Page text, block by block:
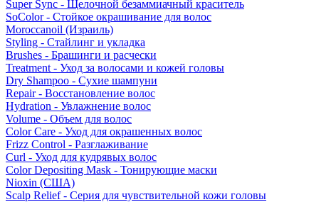
Super Sync - Щелочной безаммиачный краситель
SoColor - Стойкое окрашивание для волос
Moroccanoil (Израиль)
Styling - Стайлинг и укладка
Brushes - Брашинги и расчески
Treatment - Уход за волосами и кожей головы
Dry Shampoo - Сухие шампуни
Repair - Восстановление волос
Hydration - Увлажнение волос
Volume - Объем для волос
Color Care - Уход для окрашенных волос
Frizz Control - Разглаживание
Curl - Уход для кудрявых волос
Color Depositing Mask - Тонирующие маски
Nioxin (США)
Scalp Relief - Серия для чувствительной кожи головы